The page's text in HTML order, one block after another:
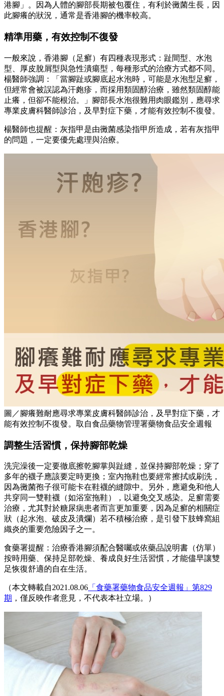
港腳」。因為人體的腳部長期被包覆住，有利於黴菌生長，因
此腳癢的狀況，通常是香港腳的機率較高。
精準用藥，有效控制不復發
一般來說，香港腳（足癬）有四種表現形式：趾間型、水泡
型、厚皮脫屑型與急性潰瘍型，每種形式的治療方式都不同。
楊醫師強調：「當腳趾或腳底起水泡時，可能是水泡型足癬，
但經常會被誤認為汗皰疹，而採用類固醇治療，雖然類固醇能
止癢，但卻不能根治。」腳部長水泡很難用肉眼鑑別，應尋求
專業皮膚科醫師診治，及早對症下藥，才能有效控制不復發。
楊醫師也提醒：灰指甲是由黴菌感染指甲所造成，若有灰指甲
的問題，一定要優先處理與治療。
圖／腳癢難耐應尋求專業皮膚科醫師診治，及早對症下藥，才
能有效控制不復發。取自食品藥物管理署藥物食品安全週報
調整生活習慣，保持腳部乾燥
洗完澡後一定要徹底擦乾腳掌與趾縫，並保持腳部乾燥；穿了
多年的襪子應該要定時更換；室內拖鞋也要經常擦拭或刷洗，
因為黴菌孢子很可能卡在鞋襪的縫隙中。另外，應避免和他人
共穿同一雙鞋襪（如浴室拖鞋），以避免交叉感染。足癬需要
治療，尤其對於糖尿病患者而言更加重要，因為足癬的相關症
狀（起水泡、破皮及潰爛）若不積極治療，是引發下肢蜂窩組
織炎的重要危險因子之一。
食藥署提醒：治療香港腳須配合醫囑或依藥品說明書（仿單）
按時用藥、保持足部乾燥、養成良好生活習慣，才能儘早讓雙
足恢復舒適的自在生活。
（本文轉載自2021.08.06 「食藥署藥物食品安全週報」第829
期 ，僅反映作者意見，不代表本社立場。）